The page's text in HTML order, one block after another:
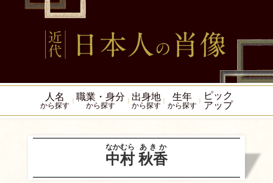
人名
から探す
職業・身分
から探す
出身地
から探す
生年
から探す
ピック
アップ
中村
なかむら
秋香
あきか